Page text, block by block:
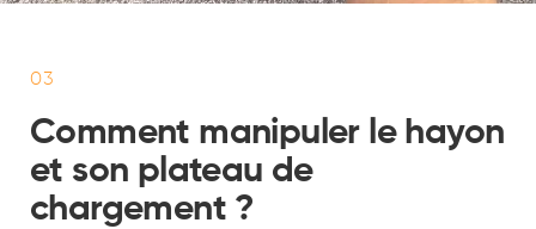
03
Comment manipuler le hayon
et son plateau de
chargement ?